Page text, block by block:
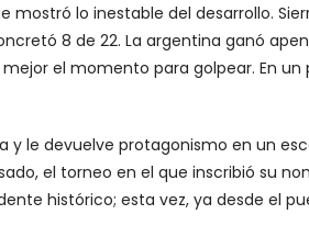
lo inestable del desarrollo.
8 de 22. La argentina ganó
el momento para golpear. En
y le devuelve protagonismo en un
el torneo en el que inscribió su
histórico; esta vez, ya desde el